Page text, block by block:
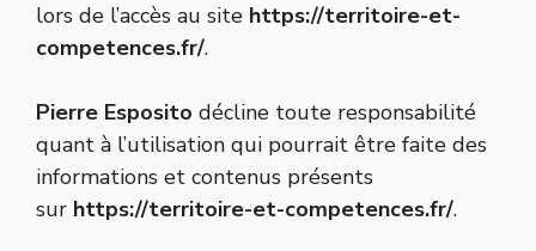
lors de l’accès au site https://territoire-et-
competences.fr/.
Pierre Esposito décline toute responsabilité
quant à l’utilisation qui pourrait être faite des
informations et contenus présents
sur https://territoire-et-competences.fr/.